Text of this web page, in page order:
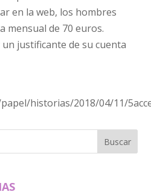
en la web, los hombres
mensual de 70 euros.
justificante de su cuenta
historias/2018/04/11/